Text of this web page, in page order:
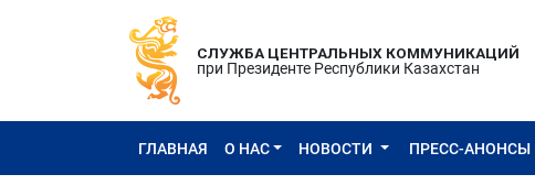
СЛУЖБА ЦЕНТРАЛЬНЫХ КОММУНИКАЦИЙ
при Президенте Республики Казахстан
ГЛАВНАЯ О НАС НОВОСТИ ПРЕСС-АНОНСЫ